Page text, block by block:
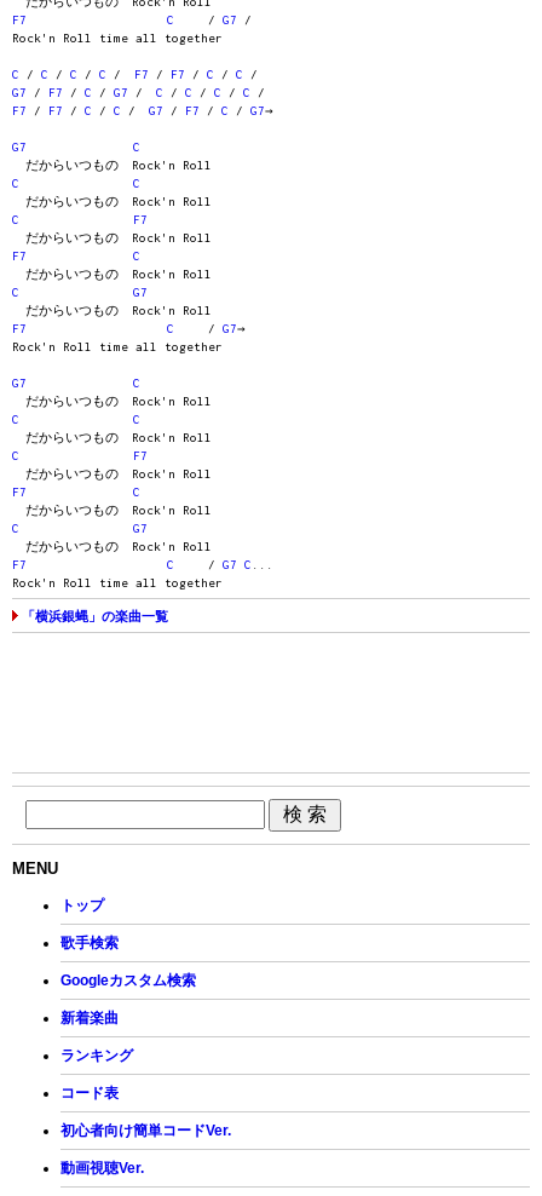
F7
C / G7 /
Rock'n Roll time all together
C / C / C / C / F7 / F7 / C / C /
G7 / F7 / C / G7 / C / C / C / C /
F7 / F7 / C / C / G7 / F7 / C / G7→
G7
C
だからいつもの Rock'n Roll
C
C
だからいつもの Rock'n Roll
C
F7
だからいつもの Rock'n Roll
F7
C
だからいつもの Rock'n Roll
C
G7
だからいつもの Rock'n Roll
F7
C / G7→
Rock'n Roll time all together
G7
C
だからいつもの Rock'n Roll
C
C
だからいつもの Rock'n Roll
C
F7
だからいつもの Rock'n Roll
F7
C
だからいつもの Rock'n Roll
C
G7
だからいつもの Rock'n Roll
F7
C / G7 C
Rock'n Roll time all together
「横浜銀蝿」の楽曲一覧
MENU
トップ
歌手検索
Googleカスタム検索
新着楽曲
ランキング
コード表
初心者向け簡単コードVer.
動画視聴Ver.